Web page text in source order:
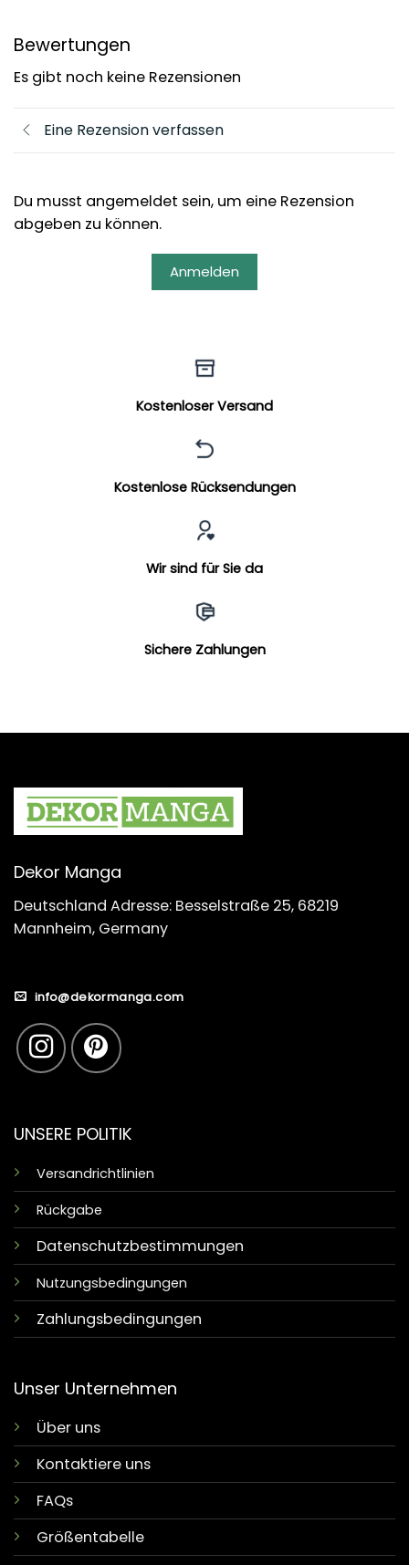
Bewertungen
Es gibt noch keine Rezensionen
Eine Rezension verfassen
Du musst angemeldet sein, um eine Rezension
abgeben zu können.
Anmelden
Kostenloser Versand
Kostenlose Rücksendungen
Wir sind für Sie da
Sichere Zahlungen
Dekor Manga
Deutschland Adresse: Besselstraße 25, 68219
Mannheim, Germany
info@dekormanga.com
UNSERE POLITIK
Versandrichtlinien
Rückgabe
Datenschutzbestimmungen
Nutzungsbedingungen
Zahlungsbedingungen
Unser Unternehmen
Über uns
Kontaktiere uns
FAQs
Größentabelle